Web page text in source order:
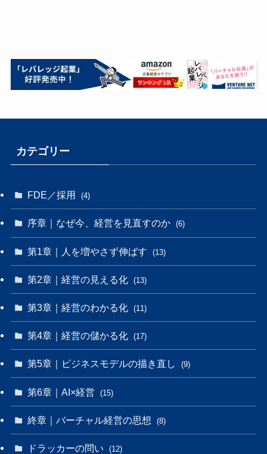
カテゴリー
FDE／採用 (4)
序章｜なぜ今、経営を見直すのか (6)
第1章｜人を増やさず伸ばす (13)
第2章｜経営の見える化 (13)
第3章｜経営のわかる化 (11)
第4章｜経営の儲かる化 (17)
第5章｜ビジネスモデルの描き直し (9)
第6章｜AI×経営 (15)
終章｜バーチャル経営の思想 (8)
ドラッカーの問い (12)